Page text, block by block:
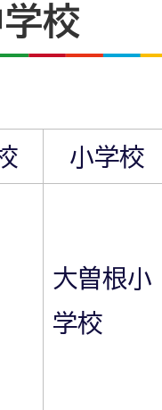
校
小学校
大曽根小
学校